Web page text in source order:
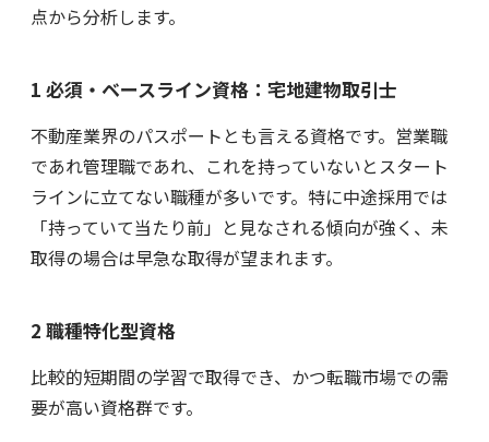
点から分析します。
1 必須・ベースライン資格：宅地建物取引士
不動産業界のパスポートとも言える資格です。営業職
であれ管理職であれ、これを持っていないとスタート
ラインに立てない職種が多いです。特に中途採用では
「持っていて当たり前」と見なされる傾向が強く、未
取得の場合は早急な取得が望まれます。
2 職種特化型資格
比較的短期間の学習で取得でき、かつ転職市場での需
要が高い資格群です。